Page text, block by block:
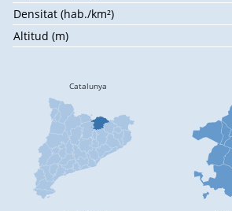
Densitat (hab./km²)
Altitud (m)